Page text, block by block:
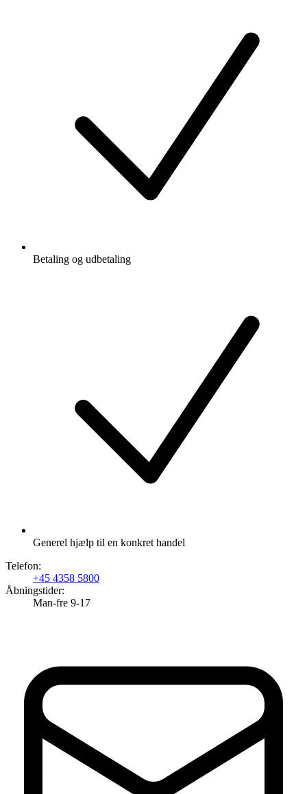
Betaling og udbetaling
Generel hjælp til en konkret handel
Telefon:
+45 4358 5800
Åbningstider:
Man-fre 9-17